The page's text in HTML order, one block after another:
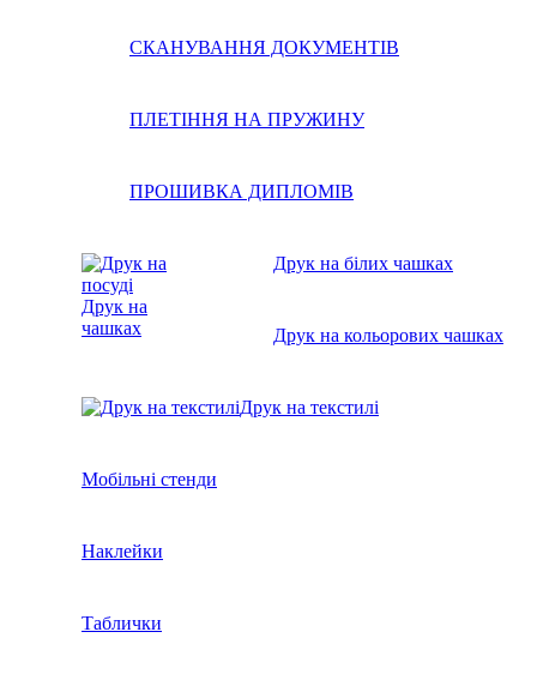
СКАНУВАННЯ ДОКУМЕНТІВ
ПЛЕТІННЯ НА ПРУЖИНУ
ПРОШИВКА ДИПЛОМІВ
Друк на
чашках
Друк на білих чашках
Друк на кольорових чашках
Друк на текстилі
Мобільні стенди
Наклейки
Таблички